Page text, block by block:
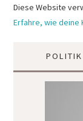
Diese Website
Erfahre, wie
POLITIK